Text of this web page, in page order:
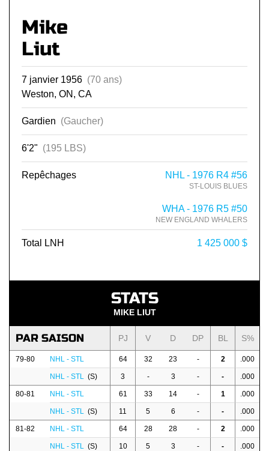
Mike
Liut
7 janvier 1956 (70 ans)
Weston, ON, CA
Gardien (Gaucher)
6'2" (195 LBS)
Repêchages NHL - 1976 R4 #56
ST-LOUIS BLUES
WHA - 1976 R5 #50
NEW ENGLAND WHALERS
Total LNH 1 425 000 $
STATS
MIKE LIUT
PAR SAISON PJ V D DP BL S%
79-80 NHL - STL 64 32 23 - 2 .000
NHL - STL (S) 3 - 3 - - .000
80-81 NHL - STL 61 33 14 - 1 .000
NHL - STL (S) 11 5 6 - - .000
81-82 NHL - STL 64 28 28 - 2 .000
NHL - STL (S) 10 5 3 - - .000